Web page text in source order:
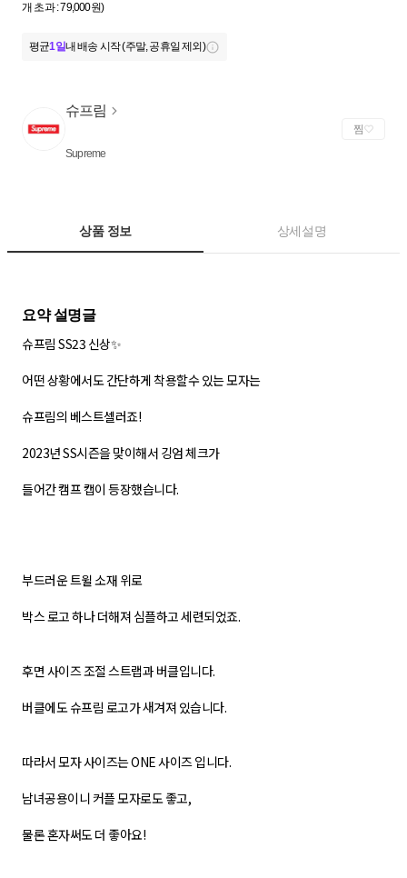
개 초과 : 79,000원)
평균1일내 배송 시작 (주말, 공휴일 제외)
슈프림
Supreme
찜
상품 정보 상세설명
요약 설명글
슈프림 SS23 신상✨
어떤 상황에서도 간단하게 착용할수 있는 모자는
슈프림의 베스트셀러죠!
2023년 SS시즌을 맞이해서 깅엄 체크가
들어간 캠프 캡이 등장했습니다.
부드러운 트윌 소재 위로
박스 로고 하나 더해져 심플하고 세련되었죠.
후면 사이즈 조절 스트랩과 버클입니다.
버클에도 슈프림 로고가 새겨져 있습니다.
따라서 모자 사이즈는 ONE 사이즈 입니다.
남녀공용이니 커플 모자로도 좋고,
물론 혼자써도 더 좋아요!